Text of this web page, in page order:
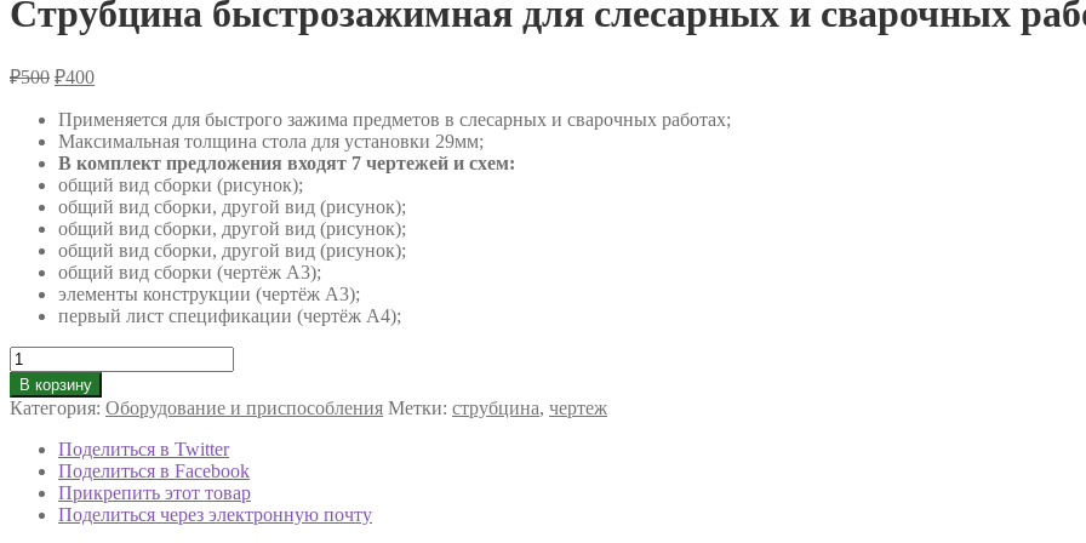
Струбцина быстрозажимная для слесарных и сварочных
₽500 Первоначальная
составляла
₽500.
₽400Текущая
₽400.
Применяется для быстрого зажима предметов в слесарных и сварочных работах;
Максимальная толщина стола для установки 29мм;
В комплект предложения входят 7 чертежей и схем:
общий вид сборки (рисунок);
общий вид сборки, другой вид (рисунок);
общий вид сборки, другой вид (рисунок);
общий вид сборки, другой вид (рисунок);
общий вид сборки (чертёж А3);
элементы конструкции (чертёж А3);
первый лист спецификации (чертёж А4);
Количество
товара
Струбцина
быстрозажимная
слесарных
сварочных
В корзину
Категория: Оборудование и приспособления Метки: струбцина, чертеж
Поделиться в Twitter
Поделиться в Facebook
Прикрепить этот товар
Поделиться через электронную почту